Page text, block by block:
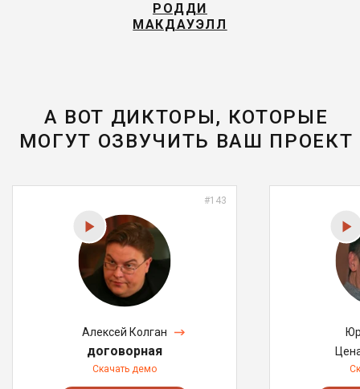
РОДДИ
МАКДАУЭЛЛ
А ВОТ ДИКТОРЫ, КОТОРЫЕ
МОГУТ ОЗВУЧИТЬ ВАШ ПРОЕКТ
#143
Алексей Колган
договорная
Скачать демо